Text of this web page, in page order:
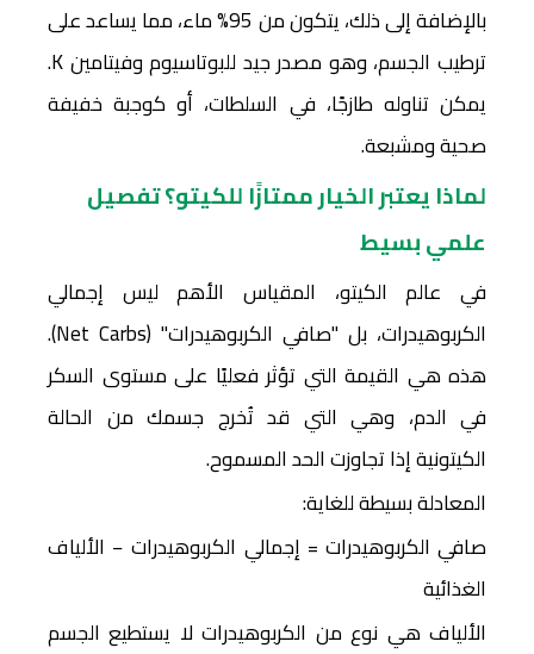
بالإضافة إلى ذلك، يتكون من 95% ماء، مما يساعد على
ترطيب الجسم، وهو مصدر جيد للبوتاسيوم وفيتامين K.
يمكن تناوله طازجًا، في السلطات، أو كوجبة خفيفة
صحية ومشبعة.
لماذا يعتبر الخيار ممتازًا للكيتو؟ تفصيل
علمي بسيط
في عالم الكيتو، المقياس الأهم ليس إجمالي
الكربوهيدرات، بل "صافي الكربوهيدرات" (Net Carbs).
هذه هي القيمة التي تؤثر فعليًا على مستوى السكر
في الدم، وهي التي قد تُخرج جسمك من الحالة
الكيتونية إذا تجاوزت الحد المسموح.
المعادلة بسيطة للغاية:
صافي الكربوهيدرات = إجمالي الكربوهيدرات − الألياف
الغذائية
الألياف هي نوع من الكربوهيدرات لا يستطيع الجسم